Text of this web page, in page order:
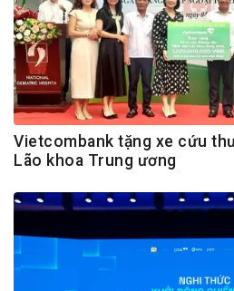
Vietcombank tặng xe cứu
Lão khoa Trung ương